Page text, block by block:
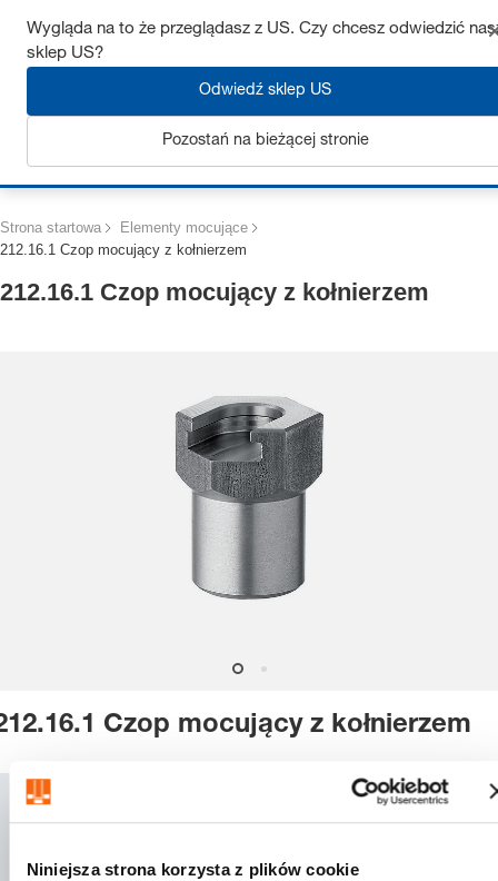
Niniejsza strona korzysta z plików cookie
Uzyskaj do 7% zniżki – kliknij tutaj, aby dowiedzieć się więcej
Strona startowa
Elementy mocujące
212.16.1 Czop mocujący z kołnierzem
212.16.1 Czop mocujący z kołnierzem
Czop mocujący z kołnierzem
Download
Wygląda na to że przeglądasz z US. Czy chcesz odwiedzić
sklep US?
Odwiedź sklep US
Pozostań na bieżącej stronie